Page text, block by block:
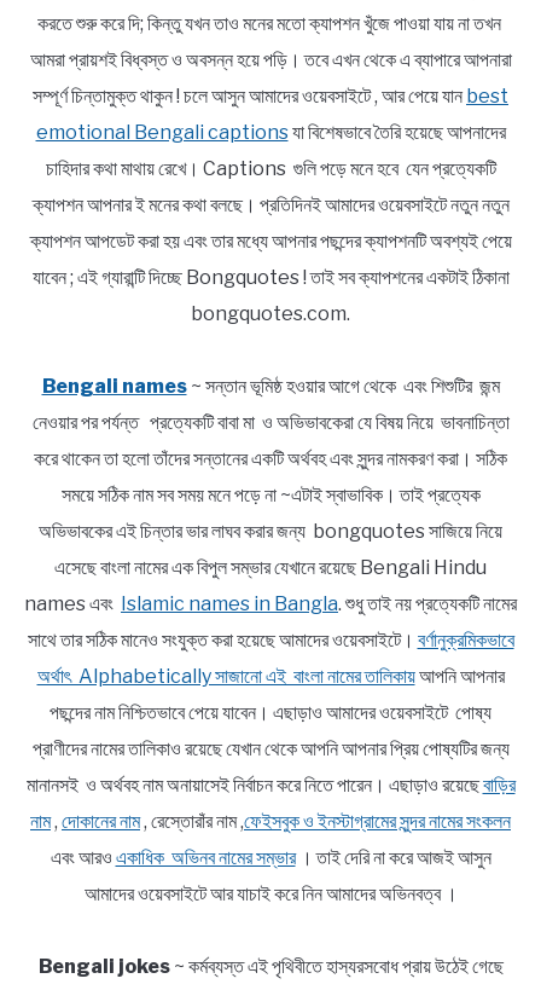
করতে শুরু করে দি; কিন্তু যখন তাও মনের মতো ক্যাপশন খুঁজে পাওয়া যায় না তখন
আমরা প্রায়শই বিধ্বস্ত ও অবসন্ন হয়ে পড়ি। তবে এখন থেকে এ ব্যাপারে আপনারা
সম্পূর্ণ চিন্তামুক্ত থাকুন ! চলে আসুন আমাদের ওয়েবসাইটে , আর পেয়ে যান best
emotional Bengali captionsযা বিশেষভাবে তৈরি হয়েছে আপনাদের
চাহিদার কথা মাথায় রেখে। Captions গুলি পড়ে মনে হবে যেন প্রত্যেকটি
ক্যাপশন আপনার ই মনের কথা বলছে। প্রতিদিনই আমাদের ওয়েবসাইটে নতুন নতুন
ক্যাপশন আপডেট করা হয় এবং তার মধ্যে আপনার পছন্দের ক্যাপশনটি অবশ্যই পেয়ে
যাবেন ; এই গ্যারান্টি দিচ্ছে Bongquotes ! তাই সব ক্যাপশনের একটাই ঠিকানা
bongquotes.com.
Bengali names~ সন্তান ভূমিষ্ঠ হওয়ার আগে থেকে এবং শিশুটির জন্ম
নেওয়ার পর পর্যন্ত প্রত্যেকটি বাবা মা ও অভিভাবকেরা যে বিষয় নিয়ে ভাবনাচিন্তা
করে থাকেন তা হলো তাঁদের সন্তানের একটি অর্থবহ এবং সুন্দর নামকরণ করা। সঠিক
সময়ে সঠিক নাম সব সময় মনে পড়ে না ~এটাই স্বাভাবিক। তাই প্রত্যেক
অভিভাবকের এই চিন্তার ভার লাঘব করার জন্য bongquotes সাজিয়ে নিয়ে
এসেছে বাংলা নামের এক বিপুল সম্ভার যেখানে রয়েছে Bengali Hindu
names এবং Islamic names in Bangla. শুধু তাই নয় প্রত্যেকটি নামের
সাথে তার সঠিক মানেও সংযুক্ত করা হয়েছে আমাদের ওয়েবসাইটে। বর্ণানুক্রমিকভাবে
অর্থাৎ Alphabetically সাজানো এই বাংলা নামের তালিকায়আপনি আপনার
পছন্দের নাম নিশ্চিতভাবে পেয়ে যাবেন। এছাড়াও আমাদের ওয়েবসাইটে পোষ্য
প্রাণীদের নামের তালিকাও রয়েছে যেখান থেকে আপনি আপনার প্রিয় পোষ্যটির জন্য
মানানসই ও অর্থবহ নাম অনায়াসেই নির্বাচন করে নিতে পারেন। এছাড়াও রয়েছেবাড়ির
নাম, দোকানের নাম, রেস্তোরাঁর নাম ,ফেইসবুক ও ইনস্টাগ্রামের সুন্দর নামের সংকলন
এবং আরও একাধিক অভিনব নামের সম্ভার। তাই দেরি না করে আজই আসুন
আমাদের ওয়েবসাইটে আর যাচাই করে নিন আমাদের অভিনবত্ব ।
Bengali jokes~ কর্মব্যস্ত এই পৃথিবীতে হাস্যরসবোধ প্রায় উঠেই গেছে